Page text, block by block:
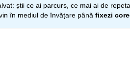
știi ce ai parcurs, ce mai ai de
în mediul de învățare până fixezi